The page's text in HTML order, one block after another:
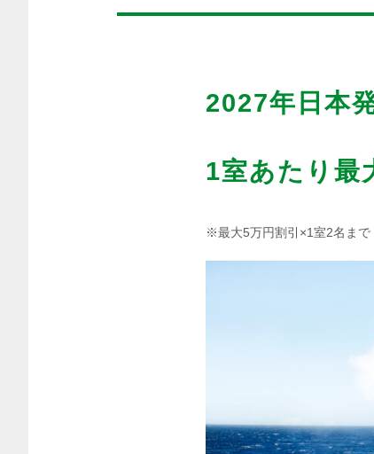
2027年日本
1室あたり最
※最大5万円割引×1室2名まで